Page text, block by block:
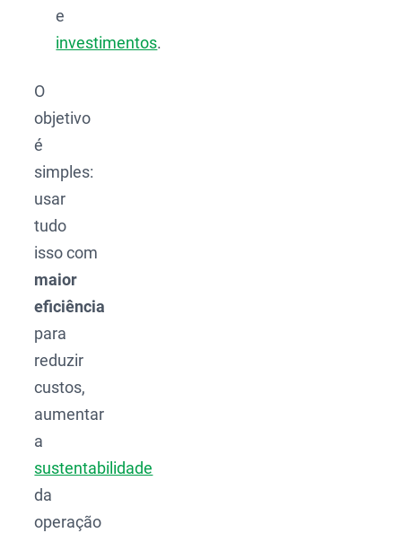
e
investimentos.
O
objetivo
é
simples:
usar
tudo
isso com
maior
eficiência
para
reduzir
custos,
aumentar
a
sustentabilidade
da
operação